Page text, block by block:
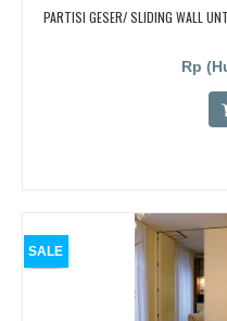
PARTISI GESER/ SLIDING WALL
Rp
SALE